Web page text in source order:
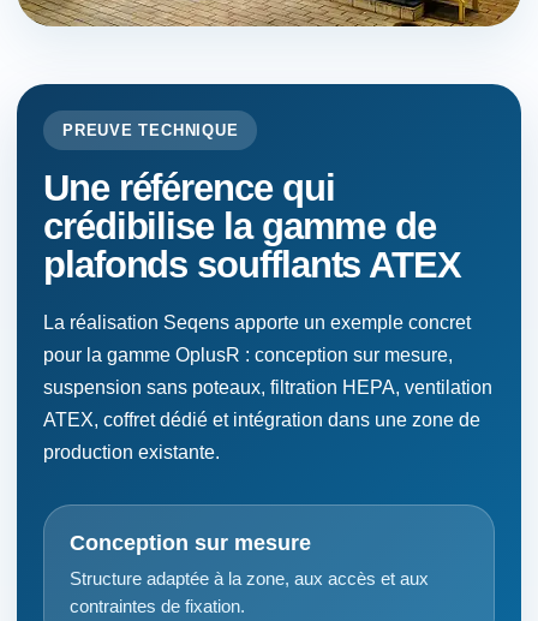
PREUVE TECHNIQUE
Une référence qui
crédibilise la gamme de
plafonds soufflants ATEX
La réalisation Seqens apporte un exemple concret
pour la gamme OplusR : conception sur mesure,
suspension sans poteaux, filtration HEPA, ventilation
ATEX, coffret dédié et intégration dans une zone de
production existante.
Conception sur mesure
Structure adaptée à la zone, aux accès et aux
contraintes de fixation.